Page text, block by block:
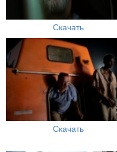
Скачать
Скачать